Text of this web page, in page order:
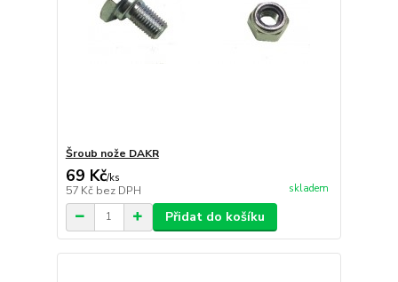
Šroub nože DAKR
69 Kč/ks
57 Kč bez DPH skladem
Přidat do košíku